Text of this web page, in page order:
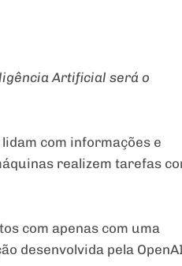
Artificial será o
com informações e
realizem tarefas
com apenas com uma
desenvolvida pela